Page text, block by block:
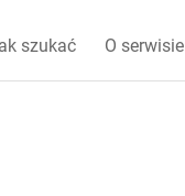
szukać O serwisie